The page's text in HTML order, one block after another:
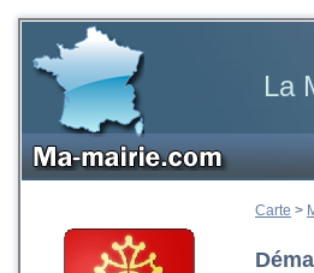
La
Carte >